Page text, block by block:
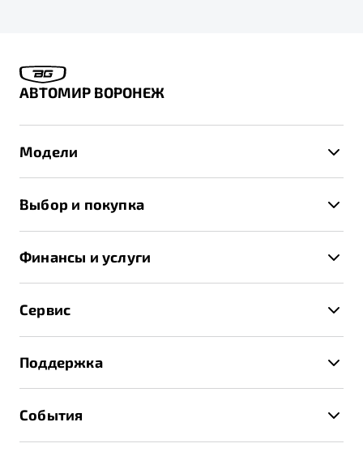
АВТОМИР ВОРОНЕЖ
Модели
X70
Выбор и покупка
Записаться на тест-драйв
Получить предложение
Финансы и услуги
Страхование
Расчет КАСКО
Сервис
Техническое обслуживание
Калькулятор ТО
Поддержка
События